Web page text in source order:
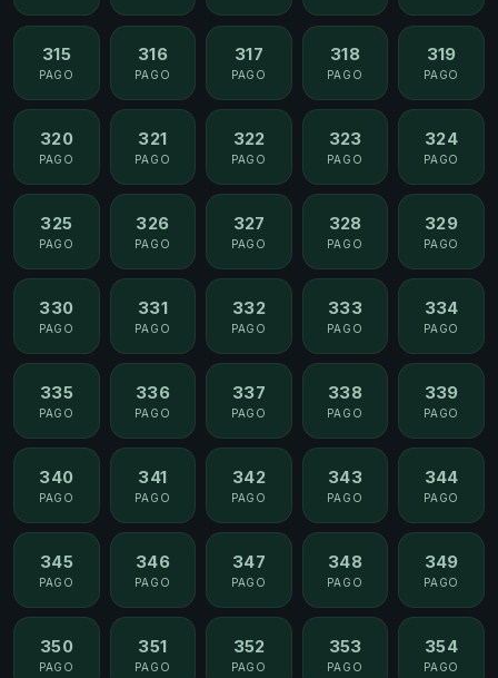
315
PAGO
316
PAGO
317
PAGO
318
PAGO
319
PAGO
320
PAGO
321
PAGO
322
PAGO
323
PAGO
324
PAGO
325
PAGO
326
PAGO
327
PAGO
328
PAGO
329
PAGO
330
PAGO
331
PAGO
332
PAGO
333
PAGO
334
PAGO
335
PAGO
336
PAGO
337
PAGO
338
PAGO
339
PAGO
340
PAGO
341
PAGO
342
PAGO
343
PAGO
344
PAGO
345
PAGO
346
PAGO
347
PAGO
348
PAGO
349
PAGO
350
PAGO
351
PAGO
352
PAGO
353
PAGO
354
PAGO